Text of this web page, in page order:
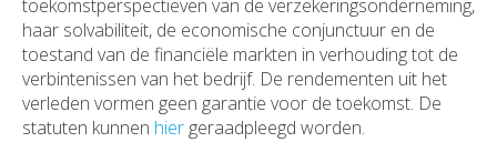
toekomstperspectieven van de verzekeringsonderneming,
haar solvabiliteit, de economische conjunctuur en de
toestand van de financiële markten in verhouding tot de
verbintenissen van het bedrijf. De rendementen uit het
verleden vormen geen garantie voor de toekomst. De
statuten kunnen hiergeraadpleegd worden.